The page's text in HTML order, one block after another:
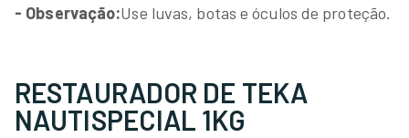
- Observação:Use luvas, botas e óculos de proteção.
RESTAURADOR DE TEKA
NAUTISPECIAL 1KG